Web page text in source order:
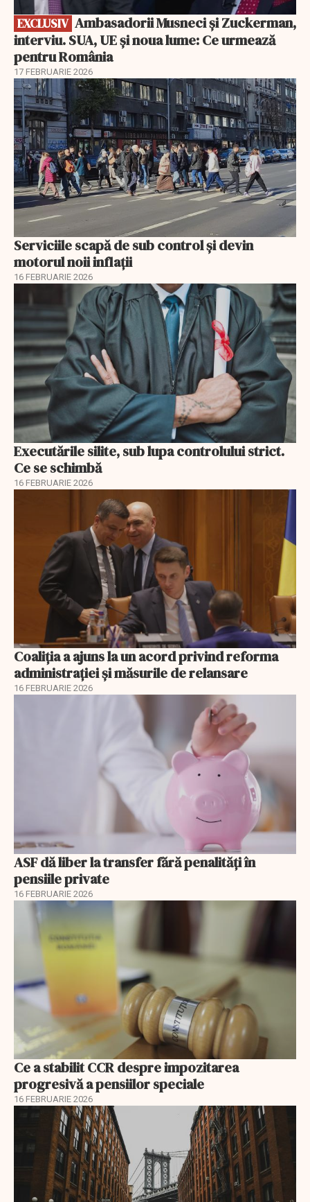
EXCLUSIV
interviu. SUA, UE și noua lume: Ce urmează
pentru România
17 FEBRUARIE 2026
Serviciile scapă de sub control și devin
motorul noii inflații
16 FEBRUARIE 2026
Executările silite, sub lupa controlului strict.
Ce se schimbă
16 FEBRUARIE 2026
Coaliția a ajuns la un acord privind reforma
administrației și măsurile de relansare
16 FEBRUARIE 2026
ASF dă liber la transfer fără penalități în
pensiile private
16 FEBRUARIE 2026
Ce a stabilit CCR despre impozitarea
progresivă a pensiilor speciale
16 FEBRUARIE 2026